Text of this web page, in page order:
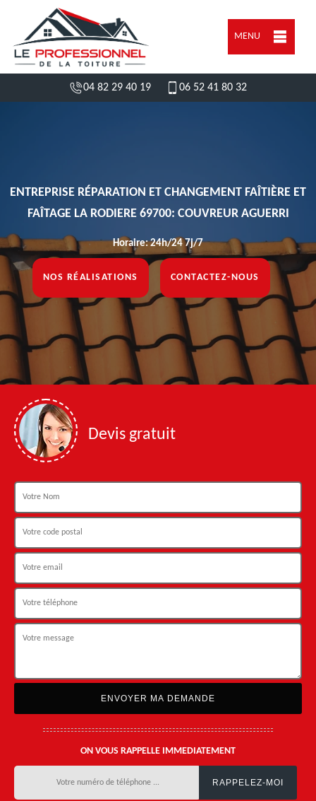
MENU
04 82 29 40 19 06 52 41 80 32
ENTREPRISE RÉPARATION ET CHANGEMENT FAÎTIÈRE ET
FAÎTAGE LA RODIERE 69700: COUVREUR AGUERRI
Horaire: 24h/24 7j/7
NOS RÉALISATIONS CONTACTEZ-NOUS
Devis gratuit
ON VOUS RAPPELLE IMMEDIATEMENT